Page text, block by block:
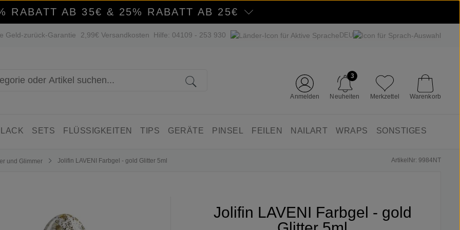
RABATT AB 35€ & 25% RABATT AB 25€
Geld-zurück-Garantie 2,99€ Versandkosten Hilfe: 04109 - 253 930 DEU
Anmelden Neuheiten
3
Merkzettel Warenkorb
SETS FLÜSSIGKEITEN TIPS GERÄTE PINSEL FEILEN NAILART WRAPS SONSTIGES
und Glimmer Jolifin LAVENI Farbgel - gold Glitter 5ml ArtikelNr: 9984NT
Jolifin LAVENI Farbgel - gold